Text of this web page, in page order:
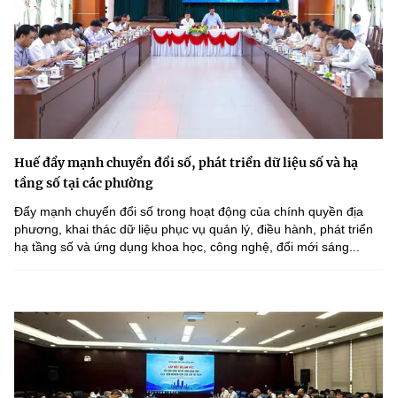
Huế đẩy mạnh chuyển đổi số, phát triển dữ liệu số và hạ
tầng số tại các phường
Đẩy mạnh chuyển đổi số trong hoạt động của chính quyền địa
phương, khai thác dữ liệu phục vụ quản lý, điều hành, phát triển
hạ tầng số và ứng dụng khoa học, công nghệ, đổi mới sáng...